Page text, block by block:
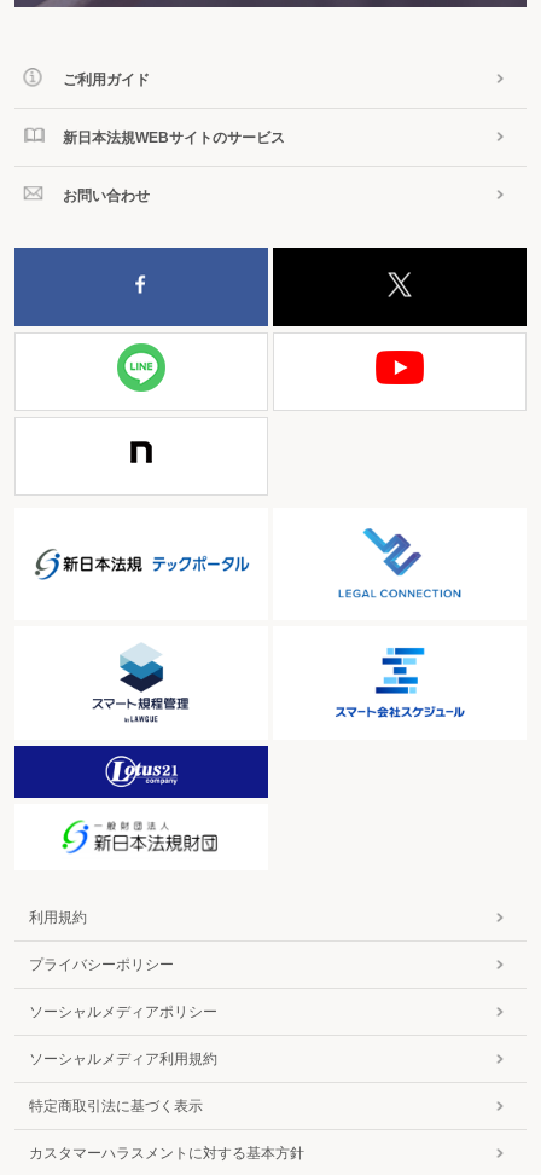
ご利用ガイド
新日本法規WEBサイトのサービス
お問い合わせ
利用規約
プライバシーポリシー
ソーシャルメディアポリシー
ソーシャルメディア利用規約
特定商取引法に基づく表示
カスタマーハラスメントに対する基本方針